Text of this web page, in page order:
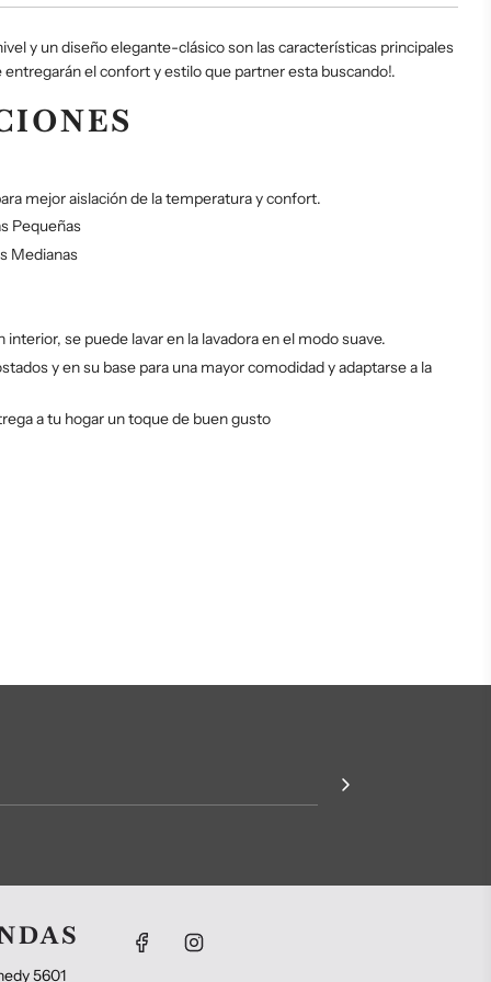
y un diseño elegante-clásico son las características principales
el confort y estilo que partner esta buscando!.
mejor aislación de la temperatura y confort.
Pequeñas
Medianas
interior, se puede lavar en la lavadora en el modo suave.
y en su base para una mayor comodidad y adaptarse a la
a tu hogar un toque de buen gusto
5601